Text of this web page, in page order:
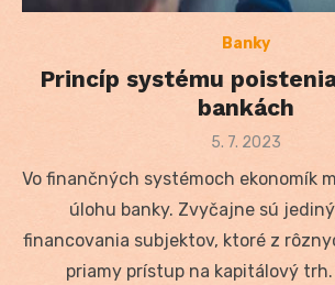
Banky
Princíp systému
bankách
Posted
5. 7. 2023
Vo finančných systémoch ekonomík
úlohu banky. Zvyčajne sú
financovania subjektov, ktoré z
priamy prístup na kapitálový trh.